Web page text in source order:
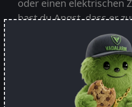
oder einen elektrischen
hast du Angst, dass er
der Ernte oder der
Damit du dir keine
musst, haben wir eine
Garantie entwickelt.
Vadalarm-Gerät kaputt